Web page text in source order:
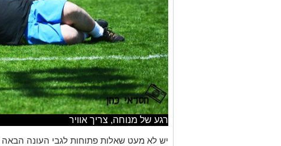
רגע של מנוחה, צריך אוויר
יש לא מעט שאלות פתוחות לגבי העונה